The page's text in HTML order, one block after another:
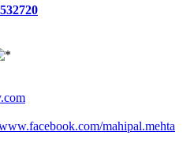
mahipal.mehta